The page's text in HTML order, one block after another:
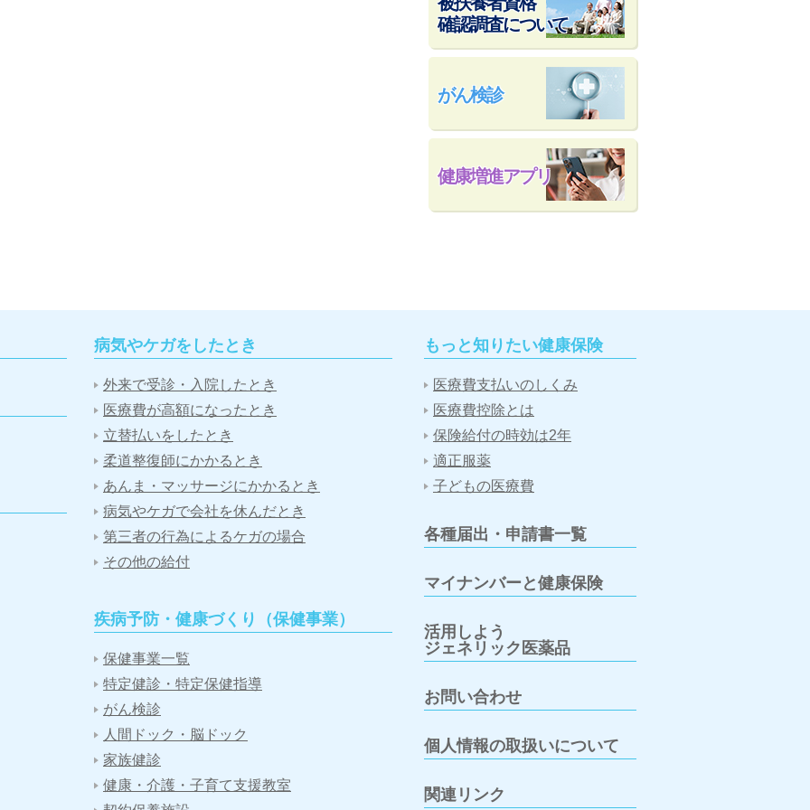
確認調査について
がん検診
健康増進アプリ
病気やケガをしたとき
外来で受診・入院したとき
医療費が高額になったとき
立替払いをしたとき
柔道整復師にかかるとき
あんま・マッサージにかかるとき
病気やケガで会社を休んだとき
第三者の行為によるケガの場合
その他の給付
疾病予防・健康づくり（保健事業）
保健事業一覧
特定健診・特定保健指導
がん検診
人間ドック・脳ドック
家族健診
健康・介護・子育て支援教室
もっと知りたい健康保険
医療費支払いのしくみ
医療費控除とは
保険給付の時効は2年
適正服薬
子どもの医療費
各種届出・申請書一覧
マイナンバーと健康保険
活用しよう
ジェネリック医薬品
お問い合わせ
個人情報の取扱いについて
関連リンク